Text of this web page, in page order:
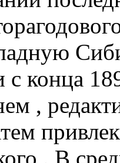
с конца
,